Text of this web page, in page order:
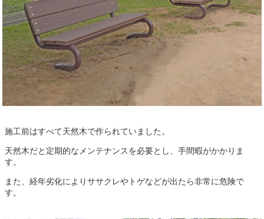
施工前はすべて天然木で作られていました。
天然木だと定期的なメンテナンスを必要とし、手間暇がかかりま
す。
また、経年劣化によりササクレやトゲなどが出たら非常に危険で
す。